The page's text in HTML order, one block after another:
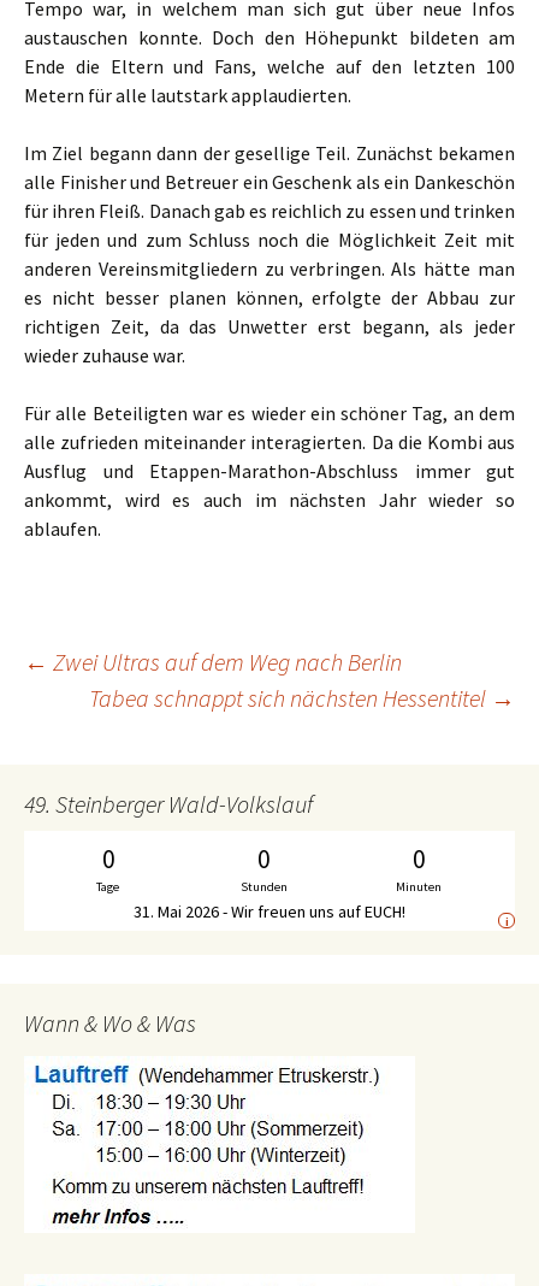
Tempo war, in welchem man sich gut über neue Infos
austauschen konnte. Doch den Höhepunkt bildeten am
Ende die Eltern und Fans, welche auf den letzten 100
Metern für alle lautstark applaudierten.
Im Ziel begann dann der gesellige Teil. Zunächst bekamen
alle Finisher und Betreuer ein Geschenk als ein Dankeschön
für ihren Fleiß. Danach gab es reichlich zu essen und trinken
für jeden und zum Schluss noch die Möglichkeit Zeit mit
anderen Vereinsmitgliedern zu verbringen. Als hätte man
es nicht besser planen können, erfolgte der Abbau zur
richtigen Zeit, da das Unwetter erst begann, als jeder
wieder zuhause war.
Für alle Beteiligten war es wieder ein schöner Tag, an dem
alle zufrieden miteinander interagierten. Da die Kombi aus
Ausflug und Etappen-Marathon-Abschluss immer gut
ankommt, wird es auch im nächsten Jahr wieder so
ablaufen.
Beitrags-
← Zwei Ultras auf dem Weg nach Berlin
Tabea schnappt sich nächsten Hessentitel →
49. Steinberger Wald-Volkslauf
0
Tage
0
Stunden
0
Minuten
31. Mai 2026 - Wir freuen uns auf EUCH! i
Wann & Wo & Was